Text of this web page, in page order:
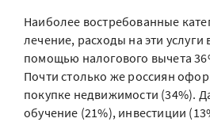
Наиболее востребованные
лечение, расходы на эти услуги
помощью налогового вычета
Почти столько же россиян
покупке недвижимости (34%).
обучение (21%), инвестиции